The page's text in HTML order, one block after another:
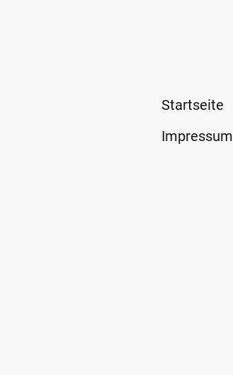
Startseite
Impressum